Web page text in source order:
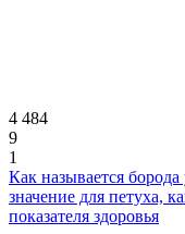
4 484
9
1
Как называется
значение для петуха,
показателя здоровья